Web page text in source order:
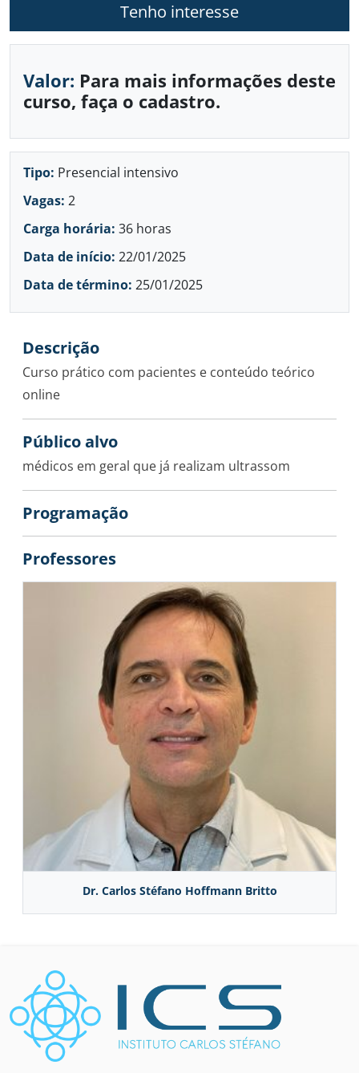
Tenho interesse
Valor: Para mais informações deste
curso, faça o cadastro.
Tipo: Presencial intensivo
Vagas: 2
Carga horária: 36 horas
Data de início: 22/01/2025
Data de término: 25/01/2025
Descrição
Curso prático com pacientes e conteúdo teórico
online
Público alvo
médicos em geral que já realizam ultrassom
Programação
Professores
Dr. Carlos Stéfano Hoffmann Britto